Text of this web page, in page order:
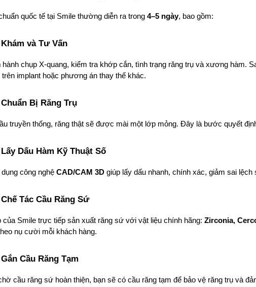
quốc tế tại Smile thường diễn ra trong 4–5 ngày, bao gồm:
và Tư Vấn
hành chụp X-quang, kiểm tra khớp cắn, tình trạng răng trụ và xương hàm.
trên implant hoặc phương án thay thế khác.
Bị Răng Trụ
truyền thống, răng thật sẽ được mài một lớp mỏng. Đây là bước quyết
Dấu Hàm Kỹ Thuật Số
công nghệ CAD/CAM 3D giúp lấy dấu nhanh, chính xác, giảm sai
Tác Cầu Răng Sứ
của Smile trực tiếp sản xuất răng sứ với vật liệu chính hãng: Zirconia,
nụ cười mỗi khách hàng.
Cầu Răng Tạm
cầu răng sứ hoàn thiện, bạn sẽ có cầu răng tạm để bảo vệ răng trụ và